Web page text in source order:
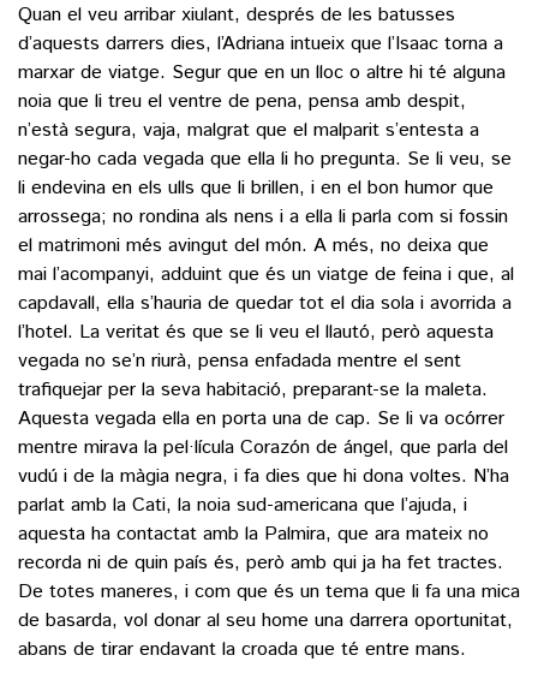
POLÍTICA
SOCIETAT
ECONOMIA
VEURE TOTES
ESPORTS
FUTBOL
HOQUEI PATINS
VEURE TOTES
CULTURA
ARTS ESCÈNIQUES
CULTURA POPULAR
LLIBRES
CALAIX
VEURE TOTES
SUPLEMENTS
FOTOGALERIES
9MAGAZÍN
AGENDA
BLOGOSFERA
Quan el veu arribar xiulant, després de les batusses
d’aquests darrers dies, l’Adriana intueix que l’Isaac torna a
marxar de viatge. Segur que en un lloc o altre hi té alguna
noia que li treu el ventre de pena, pensa amb despit,
n’està segura, vaja, malgrat que el malparit s’entesta a
negar-ho cada vegada que ella li ho pregunta. Se li veu, se
li endevina en els ulls que li brillen, i en el bon humor que
arrossega; no rondina als nens i a ella li parla com si fossin
el matrimoni més avingut del món. A més, no deixa que
mai l’acompanyi, adduint que és un viatge de feina i que, al
capdavall, ella s’hauria de quedar tot el dia sola i avorrida a
l’hotel. La veritat és que se li veu el llautó, però aquesta
vegada no se’n riurà, pensa enfadada mentre el sent
trafiquejar per la seva habitació, preparant-se la maleta.
Aquesta vegada ella en porta una de cap. Se li va ocórrer
mentre mirava la pel·lícula Corazón de ángel, que parla del
vudú i de la màgia negra, i fa dies que hi dona voltes. N’ha
parlat amb la Cati, la noia sud-americana que l’ajuda, i
aquesta ha contactat amb la Palmira, que ara mateix no
recorda ni de quin país és, però amb qui ja ha fet tractes.
De totes maneres, i com que és un tema que li fa una mica
de basarda, vol donar al seu home una darrera oportunitat,
abans de tirar endavant la croada que té entre mans.